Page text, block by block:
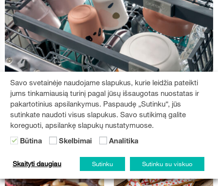
Kaip išnaudoti visas indaplovės galimybes?
Savo svetainėje naudojame slapukus, kurie leidžia pateikti
jums tinkamiausią turinį pagal jūsų išsaugotas nuostatas ir
pakartotinius apsilankymus. Paspaudę „Sutinku“, jūs
sutinkate naudoti visus slapukus. Savo sutikimą galite
koreguoti, apsilankę slapukų nustatymuose.
Būtina Skelbimai Analitika
Skaityti daugiau Sutinku Sutinku su viskuo